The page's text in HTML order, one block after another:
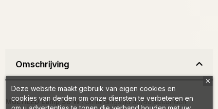
Omschrijving
MULTILED Lamp 36 W: Uithardingstijd 30/60 seconden
Deze website maakt gebruik van eigen cookies en
cookies van derden om onze diensten te verbeteren en